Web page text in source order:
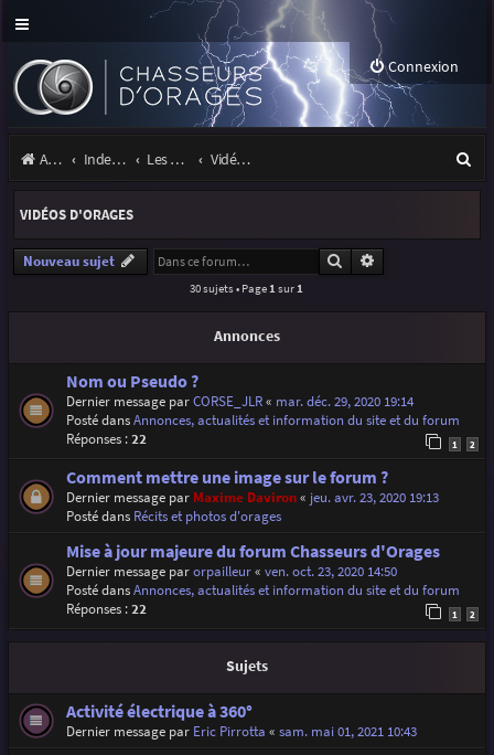
Connexion
Accueil Index du forum Les orages Vidéos d'orages
e
r
VIDÉOS D'ORAGES
Nouveau sujet Rechercher
30 sujets • Page 1 sur 1
Annonces
Nom ou Pseudo ?
Dernier message parCORSE_JLR« mar. déc. 29, 2020 19:14
Posté dansAnnonces, actualités et information du site et du forum
Réponses :22 1 2
Comment mettre une image sur le forum ?
Dernier message par Maxime Daviron« jeu. avr. 23, 2020 19:13
Posté dans Récits et photos d'orages
Mise à jour majeure du forum Chasseurs d'Orages
Dernier message parorpailleur« ven. oct. 23, 2020 14:50
Posté dansAnnonces, actualités et information du site et du forum
Réponses :22 1 2
Sujets
Activité électrique à 360°
Dernier message par Eric Pirrotta « sam. mai 01, 2021 10:43